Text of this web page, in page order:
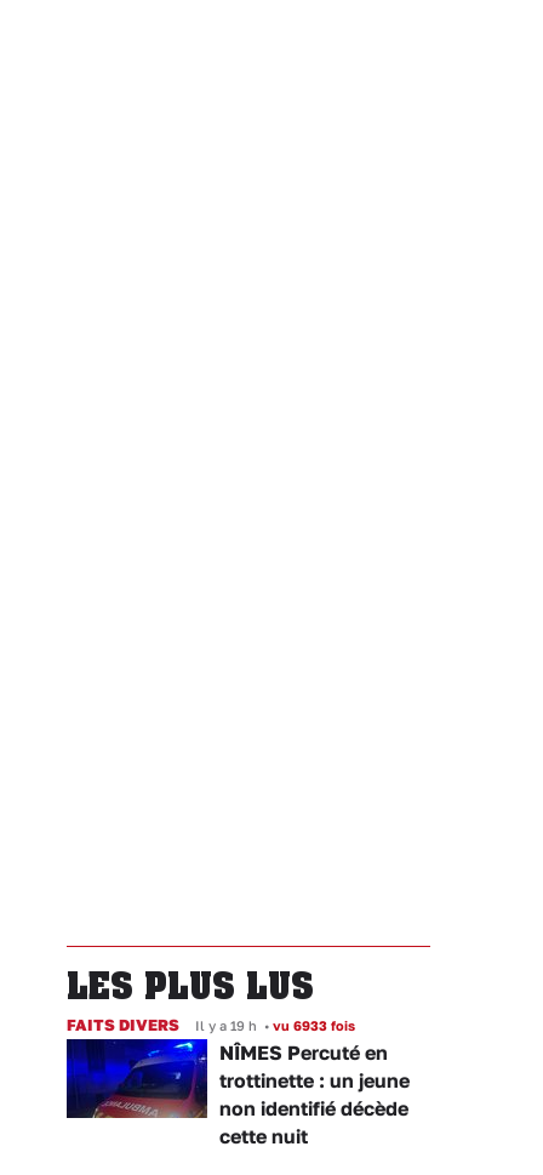
LES PLUS LUS
FAITS DIVERS Il y a 19 h • vu 6933 fois
NÎMES Percuté en
trottinette : un jeune
non identifié décède
cette nuit